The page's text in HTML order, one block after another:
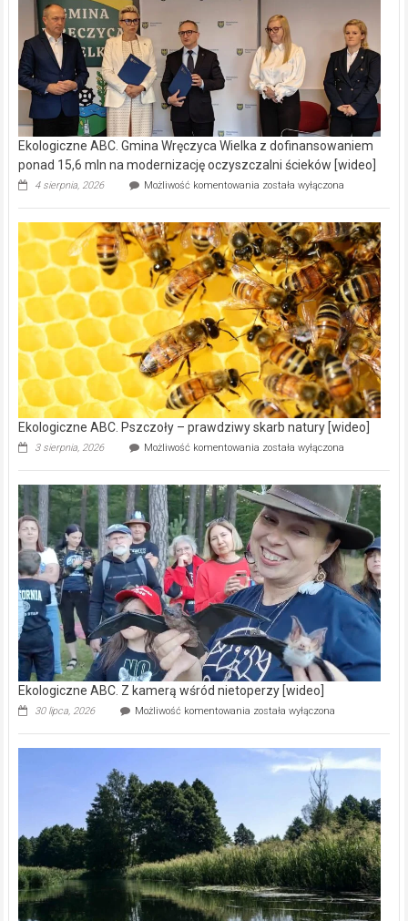
Ekologiczne ABC. Gmina Wręczyca Wielka z dofinansowaniem
ponad 15,6 mln na modernizację oczyszczalni ścieków [wideo]
4 sierpnia, 2026 Możliwość komentowania Ekologiczne
Wręczyca
Wielka
z
dofinansowaniem
ponad
15,6
mln
na
modernizację
oczyszczalni
ścieków
[wideo]
została wyłączona
Ekologiczne ABC. Pszczoły – prawdziwy skarb natury [wideo]
3 sierpnia, 2026 Możliwość komentowania Ekologiczne
–
prawdziwy
skarb
natury
[wideo]
została wyłączona
Ekologiczne ABC. Z kamerą wśród nietoperzy [wideo]
30 lipca, 2026 Możliwość komentowania Ekologiczne
kamerą
wśród
została wyłączona